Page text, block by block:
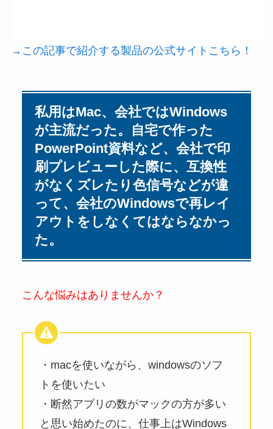
→この記事で紹介する製品の公式サイトこちら！
私用はMac、会社ではWindows
が主流だった。自宅で作った
PowerPoint資料など、会社で印
刷プレビューした際に、互換性
がなくズレたり色信号などが違
って、会社のWindowsで再レイ
アウトをしなくてはならなかっ
た。
こんな悩みはありませんか？
・macを使いながら、windowsのソフ
トを使いたい
・断然アプリの数がマックの方が多い
と思い始めたのに、仕事上はWindows